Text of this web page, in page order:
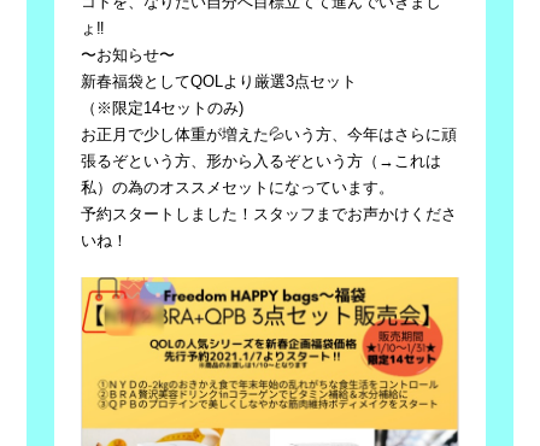
ょ‼️
〜お知らせ〜
新春福袋としてQOLより厳選3点セット
（※限定14セットのみ)
お正月で少し体重が増えた💦いう方、今年はさらに頑
張るぞという方、形から入るぞという方（→これは
私）の為のオススメセットになっています。
予約スタートしました！スタッフまでお声かけくださ
いね！